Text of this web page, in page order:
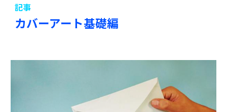
記事
カバーアート基礎編